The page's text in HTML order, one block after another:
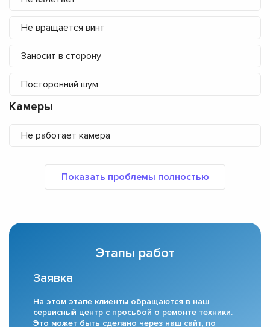
Не вращается винт
Заносит в сторону
Посторонний шум
Камеры
Не работает камера
Этапы работ
Заявка
На этом этапе клиенты обращаются в наш
сервисный центр с просьбой о ремонте техники.
Это может быть сделано через наш сайт, по